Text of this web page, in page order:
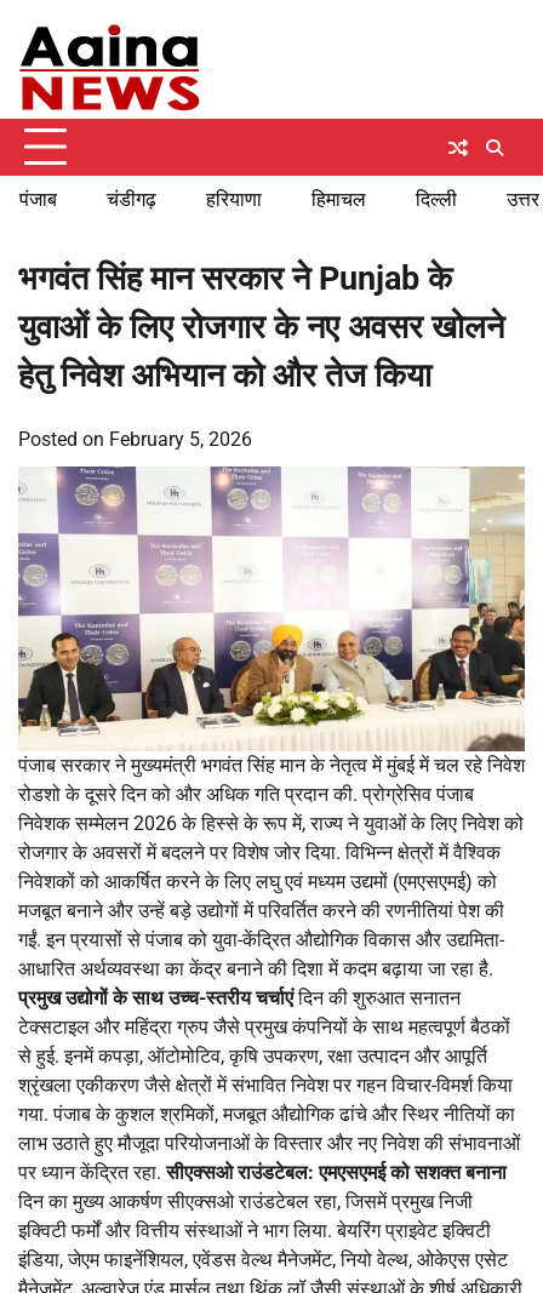
content
पंजाब चंडीगढ़ हरियाणा हिमाचल दिल्ली
भगवंत सिंह मान सरकार ने Punjab के
युवाओं के लिए रोजगार के नए अवसर खोलने
हेतु निवेश अभियान को और तेज किया
Posted on February 5, 2026
पंजाब सरकार ने मुख्यमंत्री भगवंत सिंह मान के नेतृत्व में मुंबई में चल रहे निवेश
रोडशो के दूसरे दिन को और अधिक गति प्रदान की. प्रोग्रेसिव पंजाब
निवेशक सम्मेलन 2026 के हिस्से के रूप में, राज्य ने युवाओं के लिए निवेश को
रोजगार के अवसरों में बदलने पर विशेष जोर दिया. विभिन्न क्षेत्रों में वैश्विक
निवेशकों को आकर्षित करने के लिए लघु एवं मध्यम उद्यमों (एमएसएमई) को
मजबूत बनाने और उन्हें बड़े उद्योगों में परिवर्तित करने की रणनीतियां पेश की
गईं. इन प्रयासों से पंजाब को युवा-केंद्रित औद्योगिक विकास और उद्यमिता-
आधारित अर्थव्यवस्था का केंद्र बनाने की दिशा में कदम बढ़ाया जा रहा है.
प्रमुख उद्योगों के साथ उच्च-स्तरीय चर्चाएंदिन की शुरुआत सनातन
टेक्सटाइल और महिंद्रा ग्रुप जैसे प्रमुख कंपनियों के साथ महत्वपूर्ण बैठकों
से हुई. इनमें कपड़ा, ऑटोमोटिव, कृषि उपकरण, रक्षा उत्पादन और आपूर्ति
श्रृंखला एकीकरण जैसे क्षेत्रों में संभावित निवेश पर गहन विचार-विमर्श किया
गया. पंजाब के कुशल श्रमिकों, मजबूत औद्योगिक ढांचे और स्थिर नीतियों का
लाभ उठाते हुए मौजूदा परियोजनाओं के विस्तार और नए निवेश की संभावनाओं
पर ध्यान केंद्रित रहा.सीएक्सओ राउंडटेबल: एमएसएमई को सशक्त बनाना
दिन का मुख्य आकर्षण सीएक्सओ राउंडटेबल रहा, जिसमें प्रमुख निजी
इक्विटी फर्मों और वित्तीय संस्थाओं ने भाग लिया. बेयरिंग प्राइवेट इक्विटी
इंडिया, जेएम फाइनेंशियल, एवेंडस वेल्थ मैनेजमेंट, नियो वेल्थ, ओकेएस एसेट